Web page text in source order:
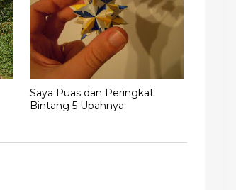
Saya Puas dan Peringkat
Bintang 5 Upahnya